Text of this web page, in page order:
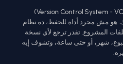
نظام التحكم في الإصدارات (Version Control System - VCS)
هو مش مجرد أداة للحفظ، ده نظام
المشروع. تقدر ترجع لأي نسخة
شهر، أو حتى ساعة، وتشوف إيه